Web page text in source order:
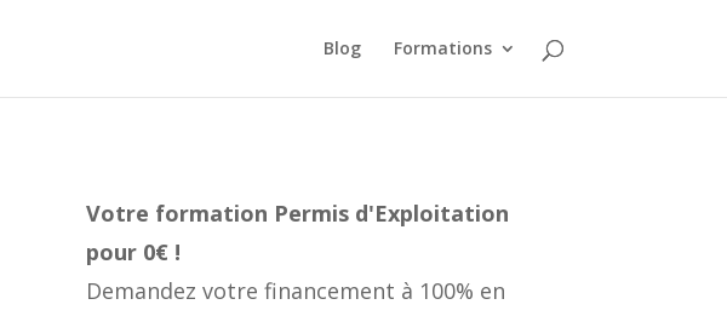
Blog Formations
Votre formation Permis d'Exploitation
pour 0€ !
Demandez votre financement à 100% en